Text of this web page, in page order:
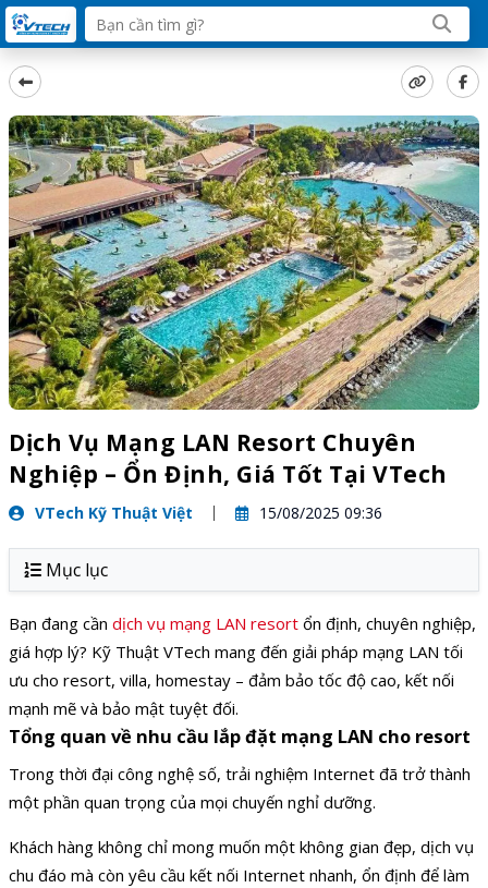
Dịch Vụ Mạng LAN Resort Chuyên
Nghiệp – Ổn Định, Giá Tốt Tại VTech
VTech Kỹ Thuật Việt 15/08/2025 09:36
Mục lục
Bạn đang cần dịch vụ mạng LAN resort ổn định, chuyên nghiệp,
giá hợp lý? Kỹ Thuật VTech mang đến giải pháp mạng LAN tối
ưu cho resort, villa, homestay – đảm bảo tốc độ cao, kết nối
mạnh mẽ và bảo mật tuyệt đối.
Tổng quan về nhu cầu lắp đặt mạng LAN cho resort
Trong thời đại công nghệ số, trải nghiệm Internet đã trở thành
một phần quan trọng của mọi chuyến nghỉ dưỡng.
Khách hàng không chỉ mong muốn một không gian đẹp, dịch vụ
chu đáo mà còn yêu cầu kết nối Internet nhanh, ổn định để làm